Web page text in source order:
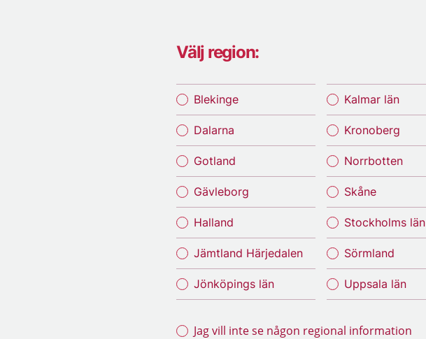
Välj region:
Blekinge
Dalarna
Gotland
Gävleborg
Halland
Jämtland Härjedalen
Jönköpings län
Kalmar län
Kronoberg
Norrbotten
Skåne
Stockholms län
Sörmland
Uppsala län
Jag vill inte se någon regional information